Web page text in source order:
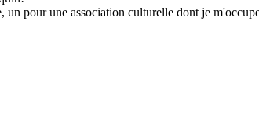
pour une association culturelle dont je